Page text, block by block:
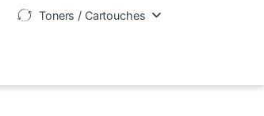
Toners / Cartouches